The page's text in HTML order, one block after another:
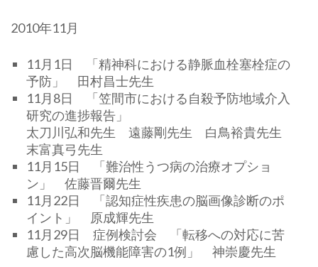
2010年11月
11月1日 「精神科における静脈血栓塞栓症の
予防」 田村昌士先生
11月8日 「笠間市における自殺予防地域介入
研究の進捗報告」
太刀川弘和先生 遠藤剛先生 白鳥裕貴先生
末富真弓先生
11月15日 「難治性うつ病の治療オプショ
ン」 佐藤晋爾先生
11月22日 「認知症性疾患の脳画像診断のポ
イント」 原成輝先生
11月29日 症例検討会 「転移への対応に苦
慮した高次脳機能障害の1例」 神崇慶先生